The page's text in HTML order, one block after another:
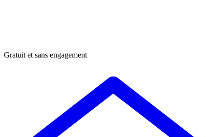
Gratuit et sans engagement